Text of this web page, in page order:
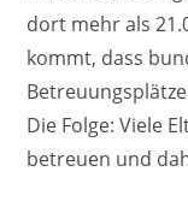
dort mehr als
kommt, dass
Die Folge: Viele
betreuen und